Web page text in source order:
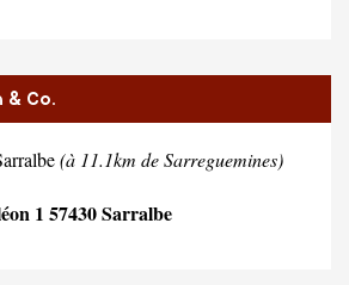
& Co.
(à 11.1km de Sarreguemines)
1 57430 Sarralbe